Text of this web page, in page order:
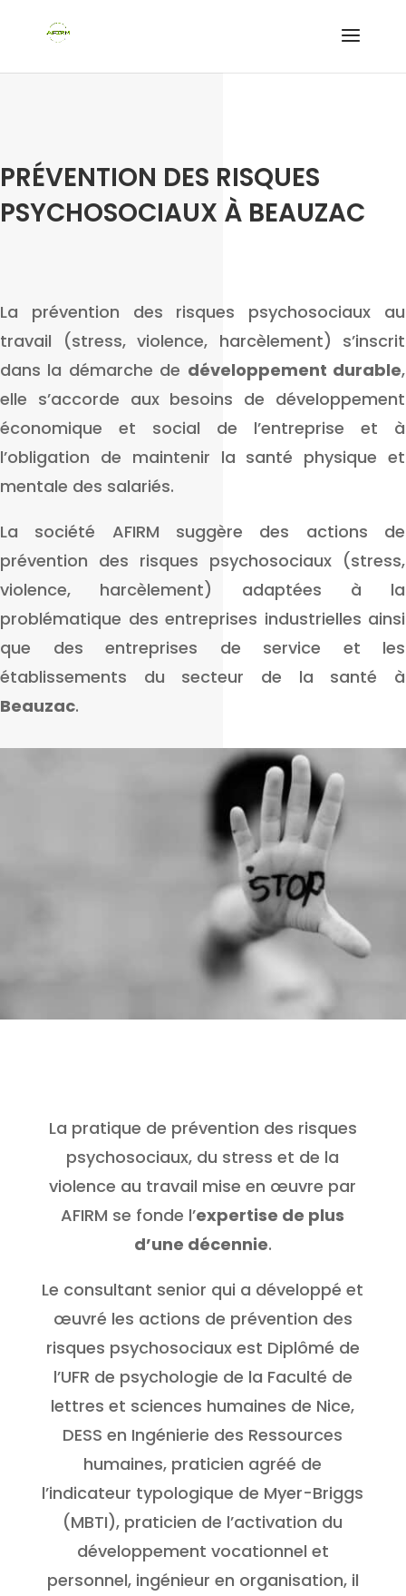
PRÉVENTION DES RISQUES
PSYCHOSOCIAUX À BEAUZAC
La prévention des risques psychosociaux au
travail (stress, violence, harcèlement) s’inscrit
dans la démarche de développement durable,
elle s’accorde aux besoins de développement
économique et social de l’entreprise et à
l’obligation de maintenir la santé physique et
mentale des salariés.
La société AFIRM suggère des actions de
prévention des risques psychosociaux (stress,
violence, harcèlement) adaptées à la
problématique des entreprises industrielles ainsi
que des entreprises de service et les
établissements du secteur de la santé à
Beauzac.
La pratique de prévention des risques
psychosociaux, du stress et de la
violence au travail mise en œuvre par
AFIRM se fonde l’expertise de plus
d’une décennie.
Le consultant senior qui a développé et
œuvré les actions de prévention des
risques psychosociaux est Diplômé de
l’UFR de psychologie de la Faculté de
lettres et sciences humaines de Nice,
DESS en Ingénierie des Ressources
humaines, praticien agréé de
l’indicateur typologique de Myer-Briggs
(MBTI), praticien de l’activation du
développement vocationnel et
personnel, ingénieur en organisation, il